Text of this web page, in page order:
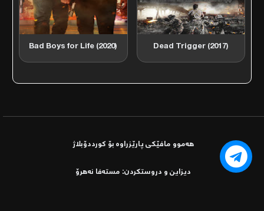
Dead Trigger (2017)
Bad Boys for Life (2020)
هەموو مافێكی پارێزراوە بۆ کورددۆبلاژ
دیزاین و دروستكردن: مستەفا نەھرۆ